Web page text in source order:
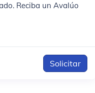
Reciba un Avalúo
Solicitar